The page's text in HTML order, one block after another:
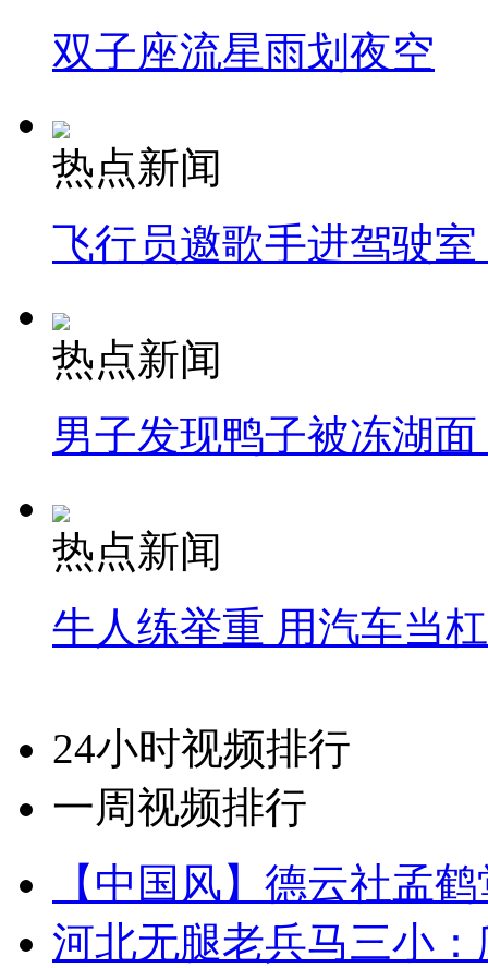
双子座流星雨划夜空
热点新闻
飞行员邀歌手进驾驶
热点新闻
男子发现鸭子被冻湖
热点新闻
牛人练举重 用汽车当
24小时视频排行
一周视频排行
【中国风】德云社孟
河北无腿老兵马三小